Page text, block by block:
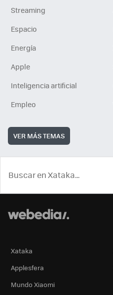
Streaming
Espacio
Energía
Apple
Inteligencia artificial
Empleo
VER MÁS TEMAS
Xataka
Applesfera
Mundo Xiaomi